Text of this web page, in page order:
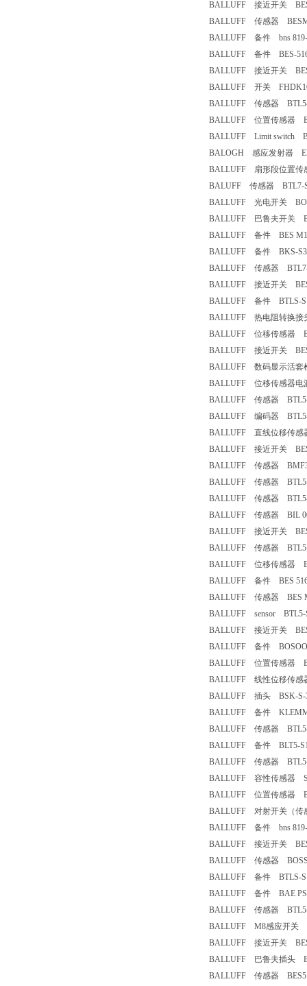
BALLUFF 接近开关
BALLUFF 传感器
BALLUFF 备件 bns 819-
BALLUFF 备件 BES-
BALLUFF 接近开关
BALLUFF 开关
BALLUFF 传感器 BTL5-
BALLUFF 位置传感器
BALLUFF Limit switch
BALOGH 感应发射器
BALLUFF 扇形段位置传
BALUFF 传感器 BTL7-
BALLUFF 光电开关
BALLUFF 巴鲁夫开关
BALLUFF 备件 BES
BALLUFF 备件 BKS-
BALLUFF 传感器 BTL7-
BALLUFF 接近开关 BES
BALLUFF 备件 BTLS-
BALLUFF 热电阻转换接
BALLUFF 位移传感器
BALLUFF 接近开关
BALLUFF 数码显示活套
BALLUFF 位移传感器电
BALLUFF 传感器 BTL5-
BALLUFF 编码器 BTL5-
BALLUFF 直线位移传感
BALLUFF 接近开关
BALLUFF 传感器
BALLUFF 传感器 BTL5-
BALLUFF 传感器 BTL5-
BALLUFF 传感器 BIL
BALLUFF 接近开关
BALLUFF 传感器 BTL5-
BALLUFF 位移传感器
BALLUFF 备件 BES
BALLUFF 传感器 BES
BALLUFF sensor BTL5-
BALLUFF 接近开关 BES
BALLUFF 备件
BALLUFF 位置传感器
BALLUFF 线性位移传感
BALLUFF 插头 BSK-S-
BALLUFF 备件
BALLUFF 传感器 BTL5-
BALLUFF 备件 BLT5-
BALLUFF 传感器 BTL5-
BALLUFF 容性传感器
BALLUFF 位置传感器
BALLUFF 对射开关（传
BALLUFF 备件 bns 819-
BALLUFF 接近开关
BALLUFF 传感器
BALLUFF 备件 BTLS-
BALLUFF 备件 BAE PS-
BALLUFF 传感器 BTL5-
BALLUFF M8感应开关
BALLUFF 接近开关
BALLUFF 巴鲁夫插头
BALLUFF 传感器